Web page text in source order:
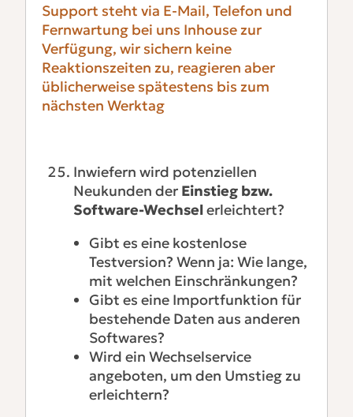
Support steht via E-Mail, Telefon und
Fernwartung bei uns Inhouse zur
Verfügung, wir sichern keine
Reaktionszeiten zu, reagieren aber
üblicherweise spätestens bis zum
nächsten Werktag
Inwiefern wird potenziellen
Neukunden der Einstieg bzw.
Software-Wechselerleichtert?
Gibt es eine kostenlose
Testversion? Wenn ja: Wie lange,
mit welchen Einschränkungen?
Gibt es eine Importfunktion für
bestehende Daten aus anderen
Softwares?
Wird ein Wechselservice
angeboten, um den Umstieg zu
erleichtern?